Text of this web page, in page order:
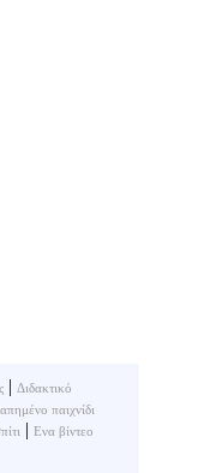
| Διδακτικό
παιχνίδι
| Ενα βίντεο